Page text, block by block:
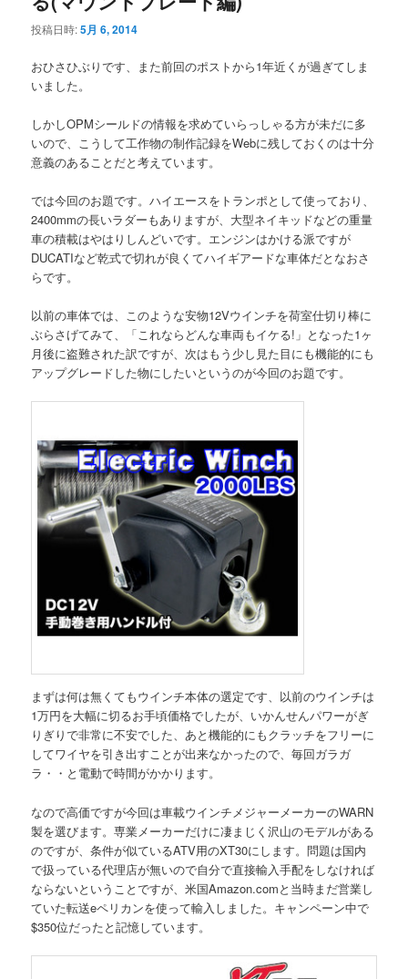
投稿日時:5月 6, 2014
おひさひぶりです、また前回のポストから1年近くが過ぎてしま
いました。
しかしOPMシールドの情報を求めていらっしゃる方が未だに多
いので、こうして工作物の制作記録をWebに残しておくのは十分
意義のあることだと考えています。
では今回のお題です。ハイエースをトランポとして使っており、
2400mmの長いラダーもありますが、大型ネイキッドなどの重量
車の積載はやはりしんどいです。エンジンはかける派ですが
DUCATIなど乾式で切れが良くてハイギアードな車体だとなおさ
らです。
以前の車体では、このような安物12Vウインチを荷室仕切り棒に
ぶらさげてみて、「これならどんな車両もイケる!」となった1ヶ
月後に盗難された訳ですが、次はもう少し見た目にも機能的にも
アップグレードした物にしたいというのが今回のお題です。
まずは何は無くてもウインチ本体の選定です、以前のウインチは
1万円を大幅に切るお手頃価格でしたが、いかんせんパワーがぎ
りぎりで非常に不安でした、あと機能的にもクラッチをフリーに
してワイヤを引き出すことが出来なかったので、毎回ガラガ
ラ・・と電動で時間がかかります。
なので高価ですが今回は車載ウインチメジャーメーカーのWARN
製を選びます。専業メーカーだけに凄まじく沢山のモデルがある
のですが、条件が似ているATV用のXT30にします。問題は国内
で扱っている代理店が無いので自分で直接輸入手配をしなければ
ならないということですが、米国Amazon.comと当時まだ営業し
ていた転送eペリカンを使って輸入しました。キャンペーン中で
$350位だったと記憶しています。